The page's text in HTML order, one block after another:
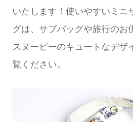
いたします！使いやすいミニ
グは、サブバッグや旅行のお
スヌーピーのキュートなデザ
覧ください。